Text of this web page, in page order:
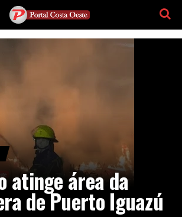
atinge área da
de Puerto Iguazú